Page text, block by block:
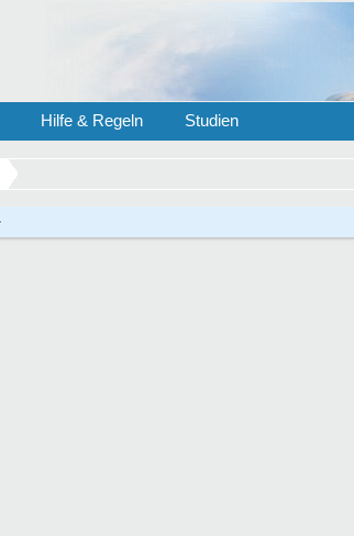
Hilfe & Regeln Studien